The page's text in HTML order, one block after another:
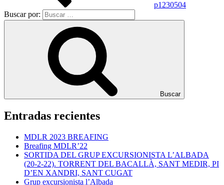
p1230504
Buscar por:
Buscar
Entradas recientes
MDLR 2023 BREAFING
Breafing MDLR’22
SORTIDA DEL GRUP EXCURSIONISTA L’ALBADA
(20-2-22). TORRENT DEL BACALLÀ, SANT MEDIR, PI
D’EN XANDRI, SANT CUGAT
Grup excursionista l’Albada